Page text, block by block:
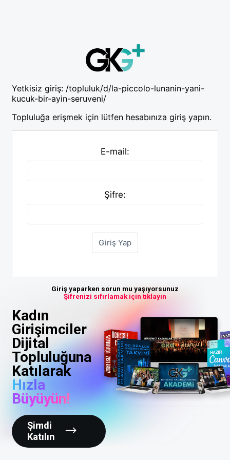
Yetkisiz giriş: /topluluk/d/la-piccolo-lunanin-yani-
kucuk-bir-ayin-seruveni/
Topluluğa erişmek için lütfen hesabınıza giriş yapın.
E-mail:
Şifre:
Giriş yaparken sorun mu yaşıyorsunuz
Şifrenizi sıfırlamak için tıklayın
Kadın
Girişimciler
Dijital
Topluluğuna
Katılarak
Hızla
Büyüyün!
Şimdi
Katılın